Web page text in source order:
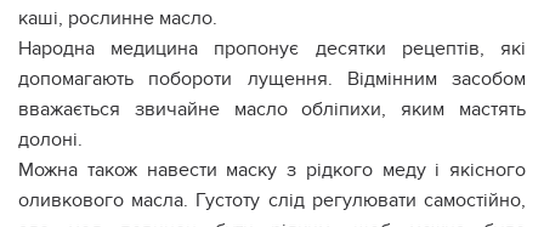
каші, рослинне масло.
Народна медицина пропонує десятки рецептів, які
допомагають побороти лущення. Відмінним засобом
вважається звичайне масло обліпихи, яким мастять
долоні.
Можна також навести маску з рідкого меду і якісного
оливкового масла. Густоту слід регулювати самостійно,